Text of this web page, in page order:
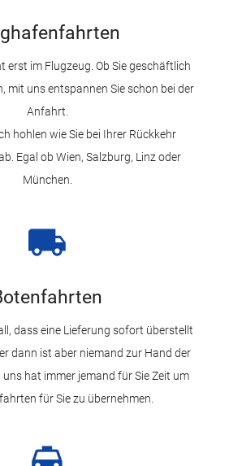
erst im Flugzeug. Ob Sie geschäftlich
mit uns entspannen Sie schon bei der
Anfahrt.
hohlen wie Sie bei Ihrer Rückkehr
Egal ob Wien, Salzburg, Linz oder
München.
local_shipping
dass eine Lieferung sofort überstellt
dann ist aber niemand zur Hand der
uns hat immer jemand für Sie Zeit um
für Sie zu übernehmen.